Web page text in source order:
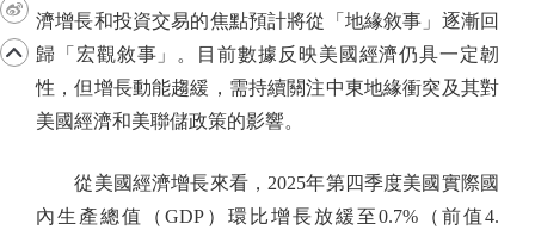
濟增長和投資交易的焦點預計將從「地緣敘事」逐漸回
歸「宏觀敘事」。目前數據反映美國經濟仍具一定韌
性，但增長動能趨緩，需持續關注中東地緣衝突及其對
美國經濟和美聯儲政策的影響。
從美國經濟增長來看，2025年第四季度美國實際國
內生產總值（GDP）環比增長放緩至0.7%（前值4.